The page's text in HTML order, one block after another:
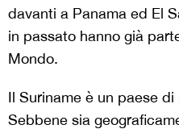
davanti a Panama ed El
in passato hanno già
Mondo.
Il Suriname è un paese
Sebbene sia